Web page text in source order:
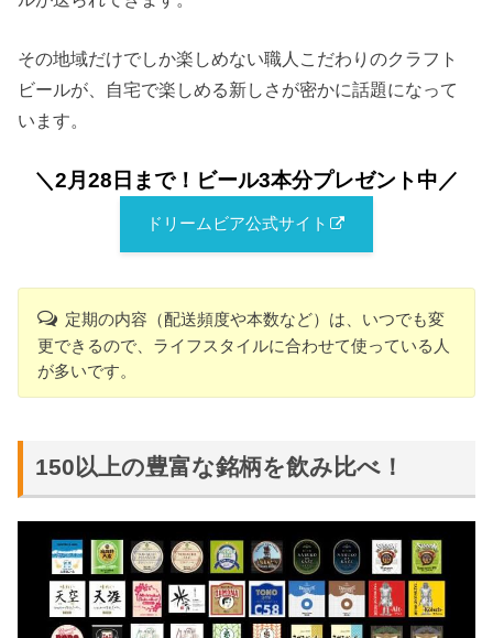
その地域だけでしか楽しめない職人こだわりのクラフト
ビールが、自宅で楽しめる新しさが密かに話題になって
います。
＼2月28日まで！ビール3本分プレゼント中 ／
ドリームビア公式サイト
定期の内容（配送頻度や本数など）は、いつでも変
更できるので、ライフスタイルに合わせて使っている人
が多いです。
150以上の豊富な銘柄を飲み比べ！